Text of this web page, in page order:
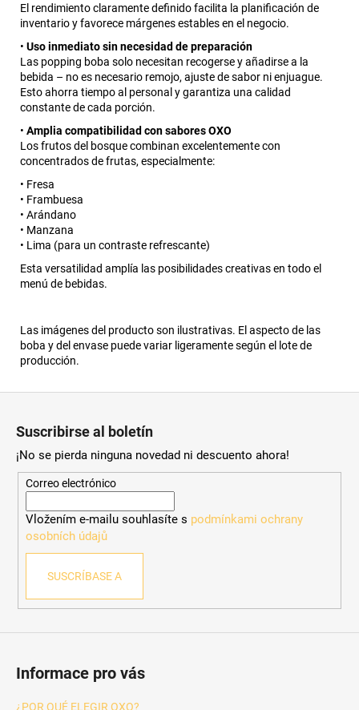
El rendimiento claramente definido facilita la planificación de
inventario y favorece márgenes estables en el negocio.
• Uso inmediato sin necesidad de preparación
Las popping boba solo necesitan recogerse y añadirse a la
bebida – no es necesario remojo, ajuste de sabor ni enjuague.
Esto ahorra tiempo al personal y garantiza una calidad
constante de cada porción.
• Amplia compatibilidad con sabores OXO
Los frutos del bosque combinan excelentemente con
concentrados de frutas, especialmente:
• Fresa
• Frambuesa
• Arándano
• Manzana
• Lima (para un contraste refrescante)
Esta versatilidad amplía las posibilidades creativas en todo el
menú de bebidas.
Las imágenes del producto son ilustrativas. El aspecto de las
boba y del envase puede variar ligeramente según el lote de
producción.
Suscribirse al boletín
¡No se pierda ninguna novedad ni descuento ahora!
Correo electrónico
Vložením e-mailu souhlasíte s podmínkami ochrany
osobních údajů
SUSCRÍBASE A
Informace pro vás
¿POR QUÉ ELEGIR OXO?